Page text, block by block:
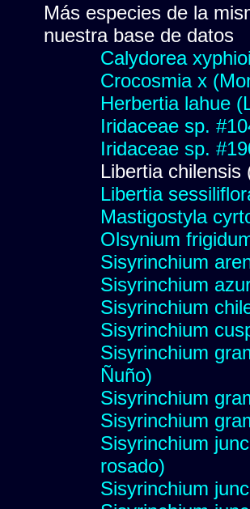
Más especies de la
nuestra base de datos
Calydorea
Crocosmia x
Herbertia lahue
Iridaceae sp.
Iridaceae sp.
Libertia chilensis
Libertia
Mastigostyla
Olsynium
Sisyrinchium
Sisyrinchium
Sisyrinchium
Sisyrinchium
Sisyrinchium
Ñuño)
Sisyrinchium
Sisyrinchium
Sisyrinchium
rosado)
Sisyrinchium